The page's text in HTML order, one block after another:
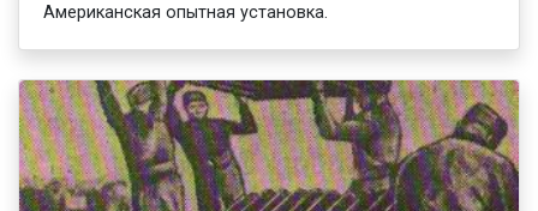
Американская опытная установка.